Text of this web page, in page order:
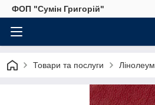
ФОП "Сумін Григорій"
Товари та послуги Лінолеум